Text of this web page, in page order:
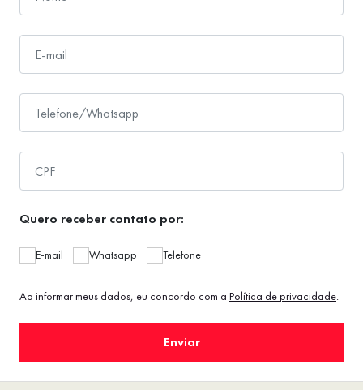
Quero receber contato por:
E-mail Whatsapp Telefone
Ao informar meus dados, eu concordo com a Política de privacidade.